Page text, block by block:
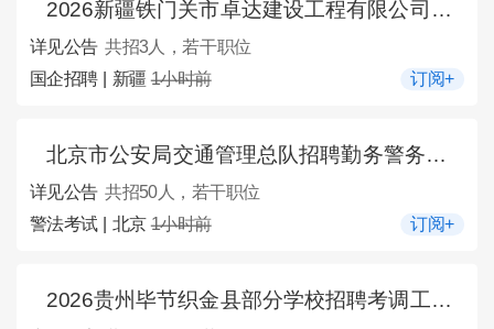
2026新疆铁门关市卓达建设工程有限公司经理层市场化选聘3人公告
详见公告 共招3人，若干职位
国企招聘 | 新疆1小时前 订阅+
北京市公安局交通管理总队招聘勤务警务辅助50人公告
详见公告 共招50人，若干职位
警法考试 | 北京1小时前 订阅+
2026贵州毕节织金县部分学校招聘考调工作人员183人公告